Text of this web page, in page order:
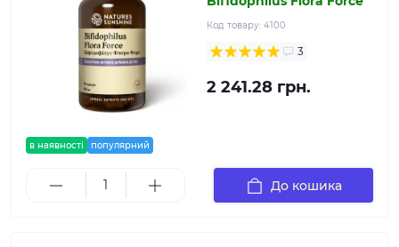
в наявності популярний
Код товару: 4100
3
2 241.28 грн.
До кошика